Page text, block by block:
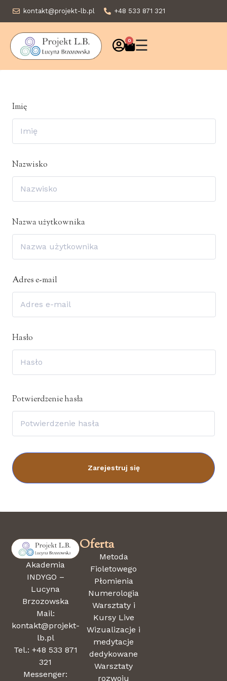
kontakt@projekt-lb.pl +48 533 871 321
0 ☰
Imię
Nazwisko
Nazwa użytkownika
Adres e-mail
Hasło
Potwierdzenie hasła
Zarejestruj się
Akademia
INDYGO –
Lucyna
Brzozowska
Mail:
kontakt@projekt-
lb.pl
Tel.: +48 533 871
321
Messenger:
Oferta
Metoda
Fioletowego
Płomienia
Numerologia
Warsztaty i
Kursy Live
Wizualizacje i
medytacje
dedykowane
Warsztaty
rozwoju